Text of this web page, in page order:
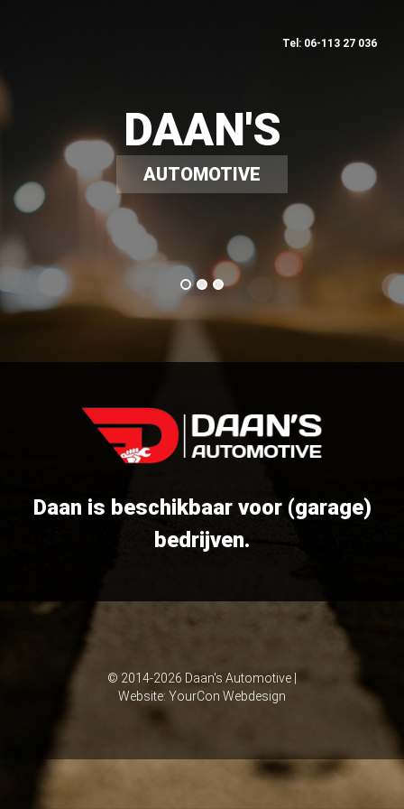
Tel: 06-113 27 036
DAAN'S
AUTOMOTIVE
Daan is beschikbaar voor (garage)
bedrijven.
© 2014-2026 Daan's Automotive |
Website: YourCon Webdesign